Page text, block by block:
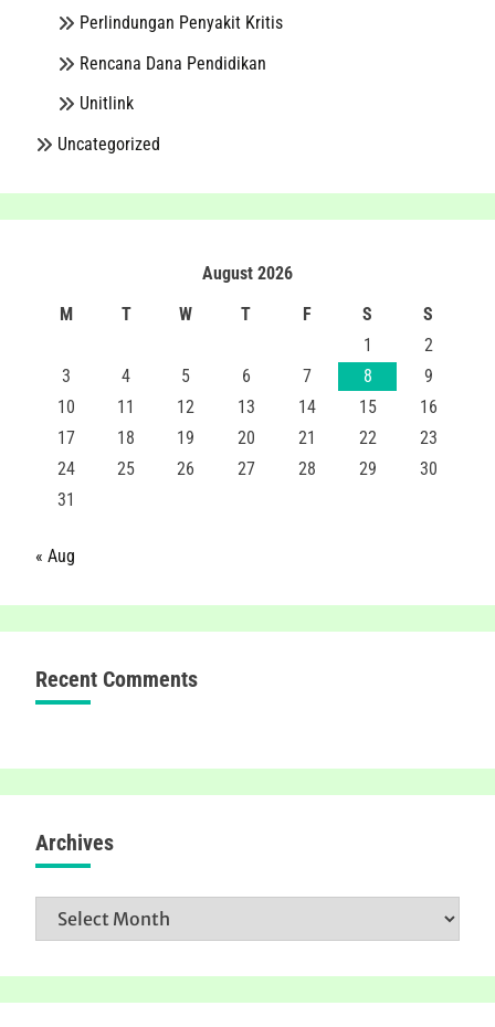
Perlindungan Penyakit Kritis
Rencana Dana Pendidikan
Unitlink
Uncategorized
August 2026
M
T W T F S
S
1
2
3
4 5 6 7 8
9
10
11 12 13 14 15
16
17
18 19 20 21 22
23
24
25 26 27 28 29
30
31
« Aug
Recent Comments
Archives
Archives